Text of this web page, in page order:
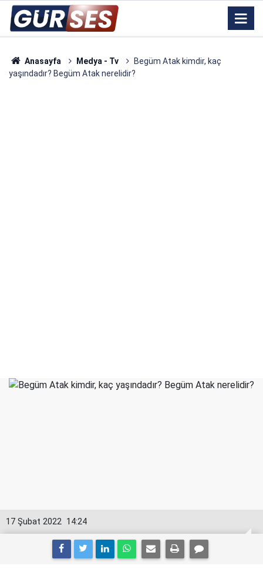
Anasayfa Medya - Tv
Begüm Atak kimdir, kaç
yaşındadır? Begüm Atak nerelidir?
14:24
17 Şubat 2022